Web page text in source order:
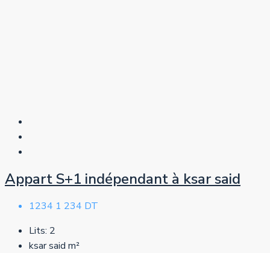
Appart S+1 indépendant à ksar said
1234 1 234 DT
Lits: 2
ksar said m²